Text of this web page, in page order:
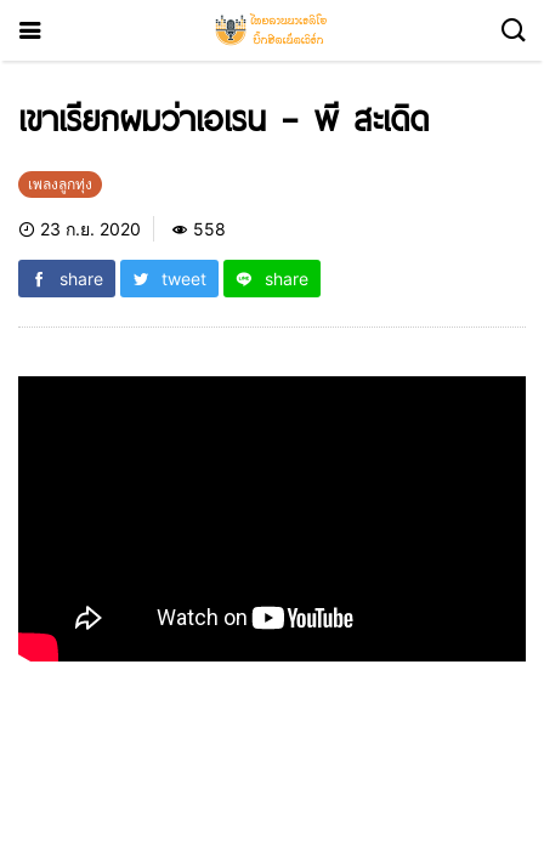
เขาเรียกผมว่าเอเรน – พี สะเดิด
เพลงลูกทุ่ง
23 ก.ย. 2020 558
share tweet share